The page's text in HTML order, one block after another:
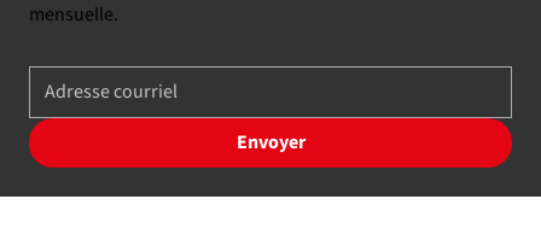
mensuelle.
Envoyer